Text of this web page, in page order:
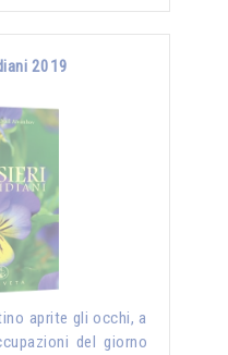
2019
aprite gli occhi, a
del giorno